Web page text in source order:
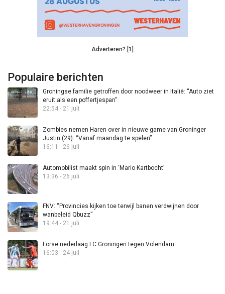
Adverteren? [1]
Populaire berichten
Groningse familie getroffen door noodweer in Italië: “Auto ziet
eruit als een poffertjespan”
22:54 - 21 juli
Zombies nemen Haren over in nieuwe game van Groninger
Justin (29): “Vanaf maandag te spelen”
16:11 - 26 juli
Automobilist maakt spin in ‘Mario Kartbocht’
13:36 - 26 juli
FNV: “Provincies kijken toe terwijl banen verdwijnen door
wanbeleid Qbuzz”
19:44 - 21 juli
Forse nederlaag FC Groningen tegen Volendam
16:03 - 24 juli